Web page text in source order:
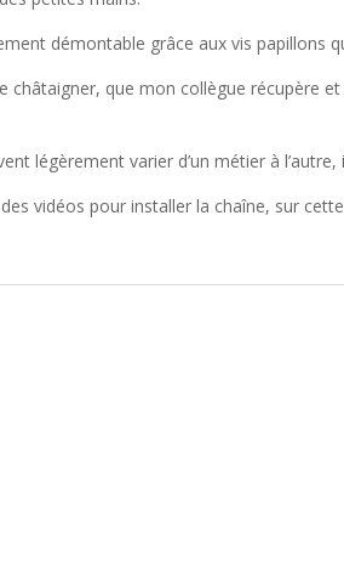
démontable grâce aux vis papillons
que mon collègue récupère
légèrement varier d’un métier à
vidéos pour installer la chaîne, sur